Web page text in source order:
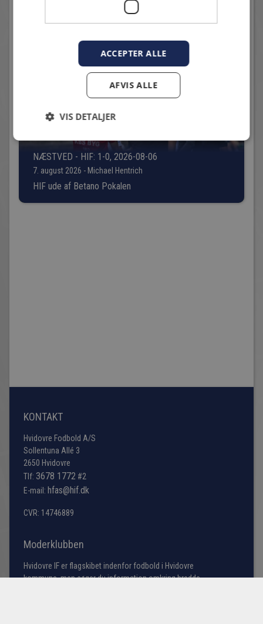
TRÆNINGSKAMP I DAG: HVIDOVRE TAGER IMOD
NÆSTVED - HIF: 1-0, 2026-08-06
7. august 2026 - Michael Hentrich
HIF ude af Betano Pokalen
KONTAKT
Hvidovre Fodbold A/S
Sollentuna Allé 3
2650 Hvidovre
Tlf: 3678 1772 #2
E-mail: hfas@hif.dk
CVR: 14746889
Moderklubben
Hvidovre IF er flagskibet indenfor fodbold i Hvidovre
kommune, men søger du information omkring bredde
ACCEPTER ALLE
AFVIS ALLE
VIS DETALJER